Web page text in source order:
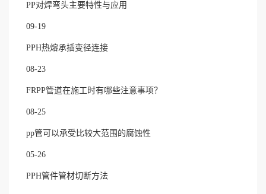
PP对焊弯头主要特性与应用
09-19
PPH热熔承插变径连接
08-23
FRPP管道在施工时有哪些注意事项？
08-25
pp管可以承受比较大范围的腐蚀性
05-26
PPH管件管材切断方法